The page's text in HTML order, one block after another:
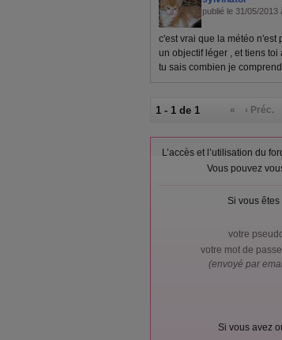
publié le 31/05/2013
c'est vrai que la météo n'est
un objectif léger , et tiens toi
tu sais combien je
1 - 1 de 1 « ‹ Préc.
L’accès et l’utilisation du
Vous pouvez
Si vous
votre
votre mot de
(envoyé par
Si vous avez